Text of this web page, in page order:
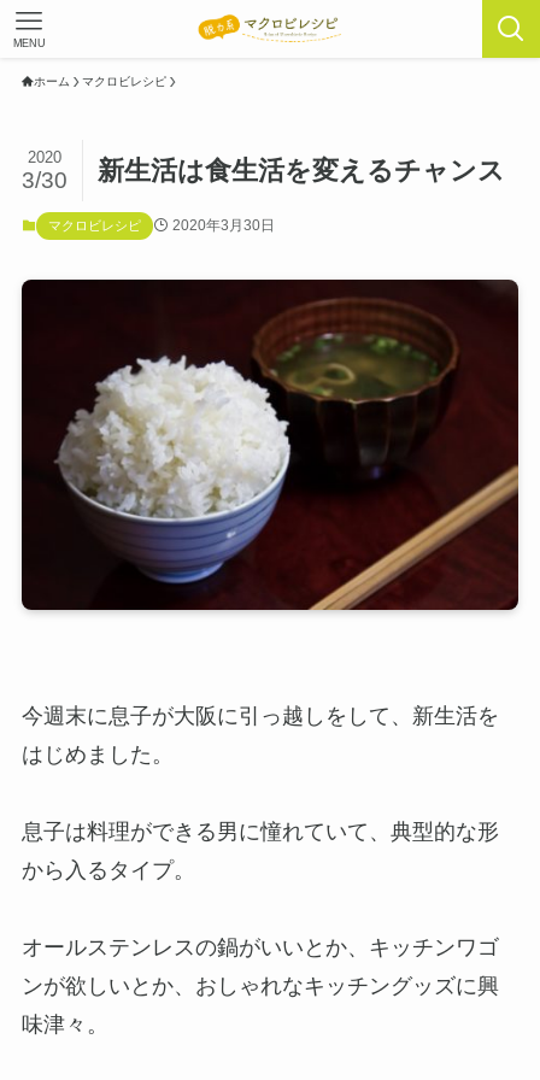
MENU
ホーム マクロビレシピ
新生活は食生活を変えるチャンス
2020
3/30
マクロビレシピ 2020年3月30日
今週末に息子が大阪に引っ越しをして、新生活を
はじめました。
息子は料理ができる男に憧れていて、典型的な形
から入るタイプ。
オールステンレスの鍋がいいとか、キッチンワゴ
ンが欲しいとか、おしゃれなキッチングッズに興
味津々。